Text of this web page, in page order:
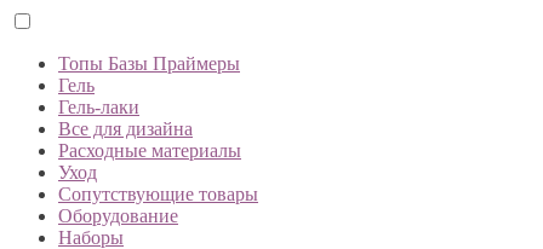
Топы Базы Праймеры
Гель
Гель-лаки
Все для дизайна
Расходные материалы
Уход
Сопутствующие товары
Оборудование
Наборы